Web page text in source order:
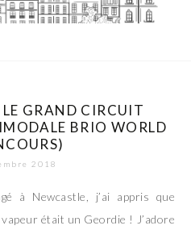
GRAND CIRCUIT
BRIO WORLD
2018
à Newcastle, j’ai appris que
était un Geordie ! J’adore